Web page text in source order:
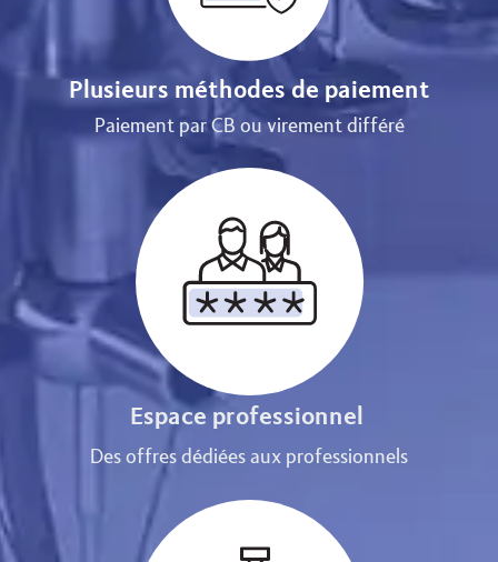
Plusieurs méthodes de paiement
Paiement par CB ou virement différé
Espace professionnel
Des offres dédiées aux professionnels